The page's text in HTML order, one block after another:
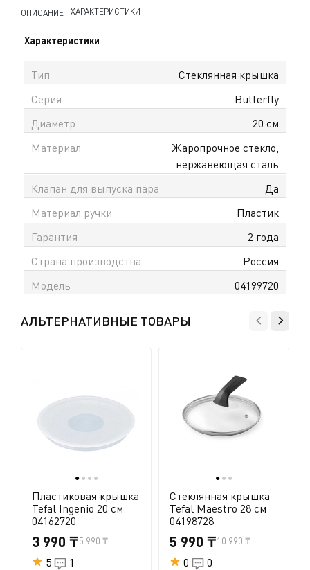
ОПИСАНИЕ ХАРАКТЕРИСТИКИ
Характеристики
Тип
Стеклянная крышка
Серия
Butterfly
Диаметр
20 см
Материал
Жаропрочное стекло,
нержавеющая сталь
Клапан для выпуска пара
Да
Материал ручки
Пластик
Гарантия
2 года
Страна производства
Россия
Модель
04199720
АЛЬТЕРНАТИВНЫЕ ТОВАРЫ
● ● ● ●
Пластиковая крышка
Tefal Ingenio 20 см
04162720
3 990 ₸5 990 ₸
5 1
● ● ●
Стеклянная крышка
Tefal Maestro 28 см
04198728
5 990 ₸10 990 ₸
0 0